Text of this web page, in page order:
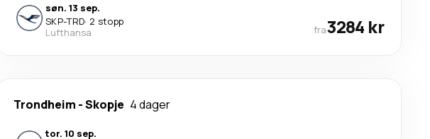
søn. 13 sep.
SKP-TRD· 2 stopp
Lufthansa
fra3284 kr
Trondheim -Skopje 4 dager
tor. 10 sep.